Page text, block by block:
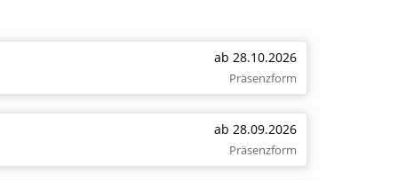
ab 28.10.2026
Präsenzform
ab 28.09.2026
Präsenzform